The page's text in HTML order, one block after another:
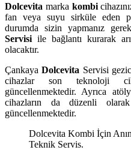
Dolcevita marka kombi
fan veya suyu sirküle eden
durumda sizin yapmanız
Servisi ile bağlantı kurarak
olacaktır.
ÇankayaDolcevita Servisi
cihazlar son teknoloji
güncellenmektedir. Ayrıca
cihazların da düzenli
güncellenmektedir.
Dolcevita Kombi İçin
Teknik Servis.